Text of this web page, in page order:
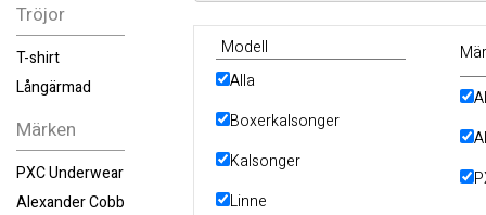
Tröjor
T-shirt
Långärmad
Märken
PXC Underwear
Alexander Cobb
Modell
Alla
Boxerkalsonger
Kalsonger
Linne